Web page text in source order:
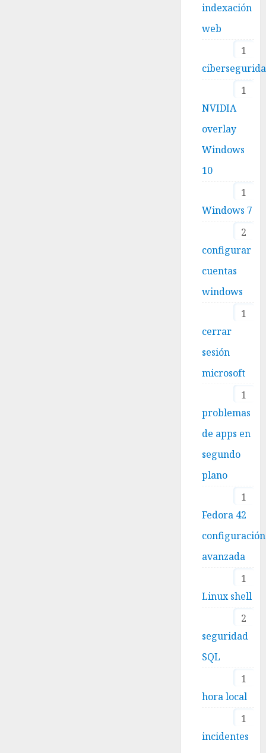
indexación
web
1
1
NVIDIA
overlay
Windows
10
1
Windows 7
2
configurar
cuentas
windows
1
cerrar
sesión
microsoft
1
problemas
de apps en
segundo
plano
1
Fedora 42
configuración
avanzada
1
Linux shell
2
seguridad
SQL
1
hora local
1
incidentes